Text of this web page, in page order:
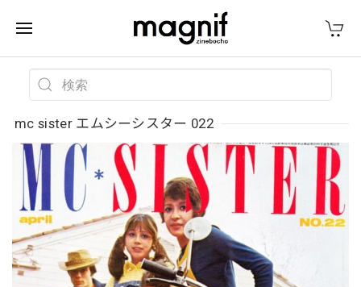
mc sister エムシーシスター 022